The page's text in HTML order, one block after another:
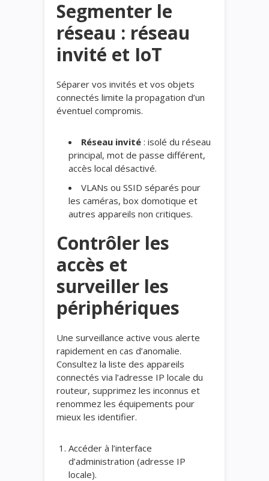
Segmenter le
réseau : réseau
invité et IoT
Séparer vos invités et vos objets
connectés limite la propagation d’un
éventuel compromis.
Réseau invité : isolé du réseau
principal, mot de passe différent,
accès local désactivé.
VLANs ou SSID séparés pour
les caméras, box domotique et
autres appareils non critiques.
Contrôler les
accès et
surveiller les
périphériques
Une surveillance active vous alerte
rapidement en cas d’anomalie.
Consultez la liste des appareils
connectés via l’adresse IP locale du
routeur, supprimez les inconnus et
renommez les équipements pour
mieux les identifier.
Accéder à l’interface
d’administration (adresse IP
locale).